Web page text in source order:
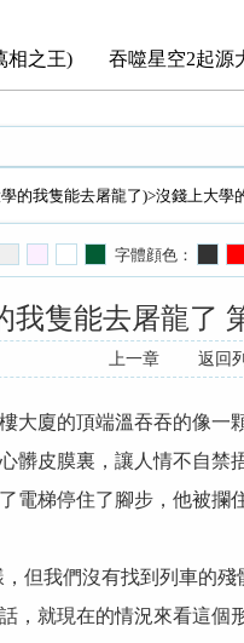
相之王) 吞噬星空2起源
的我隻能去屠龍了)>沒錢上大學
字體顔色：
我隻能去屠龍了
上一章 返回
大廈的頂端溫吞吞的像
髒皮膜裏，讓人情不自禁
梯停住了腳步，他被攔
但我們沒有找到列車的
，就現在的情況來看這